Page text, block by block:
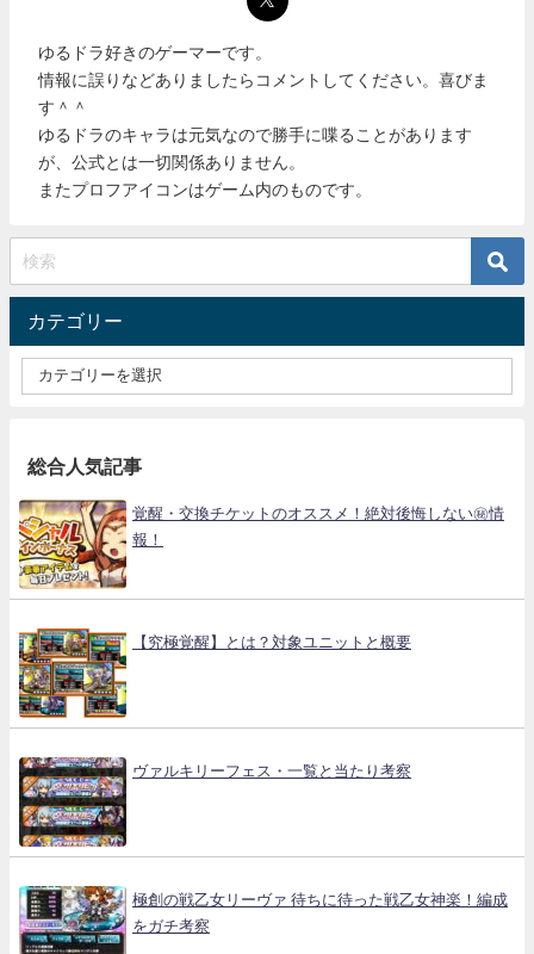
ゆるドラ好きのゲーマーです。
情報に誤りなどありましたらコメントしてください。喜びま
す＾＾
ゆるドラのキャラは元気なので勝手に喋ることがあります
が、公式とは一切関係ありません。
またプロフアイコンはゲーム内のものです。
カテゴリー
総合人気記事
覚醒・交換チケットのオススメ！絶対後悔しない㊙情
報！
【究極覚醒】とは？対象ユニットと概要
ヴァルキリーフェス・一覧と当たり考察
極創の戦乙女リーヴァ 待ちに待った戦乙女神楽！編成
をガチ考察